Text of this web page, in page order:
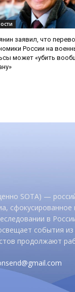
заявил, что
России на
может «убить
SOTA) —
в
события
продолжают